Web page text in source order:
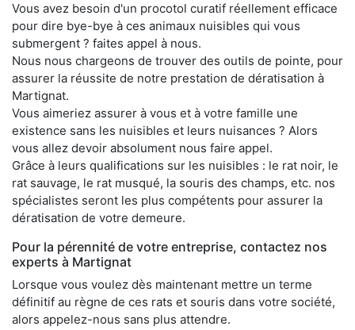
Vous avez besoin d'un procotol curatif réellement efficace
pour dire bye-bye à ces animaux nuisibles qui vous
submergent ? faites appel à nous.
Nous nous chargeons de trouver des outils de pointe, pour
assurer la réussite de notre prestation de dératisation à
Martignat.
Vous aimeriez assurer à vous et à votre famille une
existence sans les nuisibles et leurs nuisances ? Alors
vous allez devoir absolument nous faire appel.
Grâce à leurs qualifications sur les nuisibles : le rat noir, le
rat sauvage, le rat musqué, la souris des champs, etc. nos
spécialistes seront les plus compétents pour assurer la
dératisation de votre demeure.
Pour la pérennité de votre entreprise, contactez nos
experts à Martignat
Lorsque vous voulez dès maintenant mettre un terme
définitif au règne de ces rats et souris dans votre société,
alors appelez-nous sans plus attendre.